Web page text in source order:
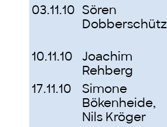
03.11.10 Sören
Dobberschütz
10.11.10
Joachim
Rehberg
17.11.10
Simone
Bökenheide,
Nils Kröger